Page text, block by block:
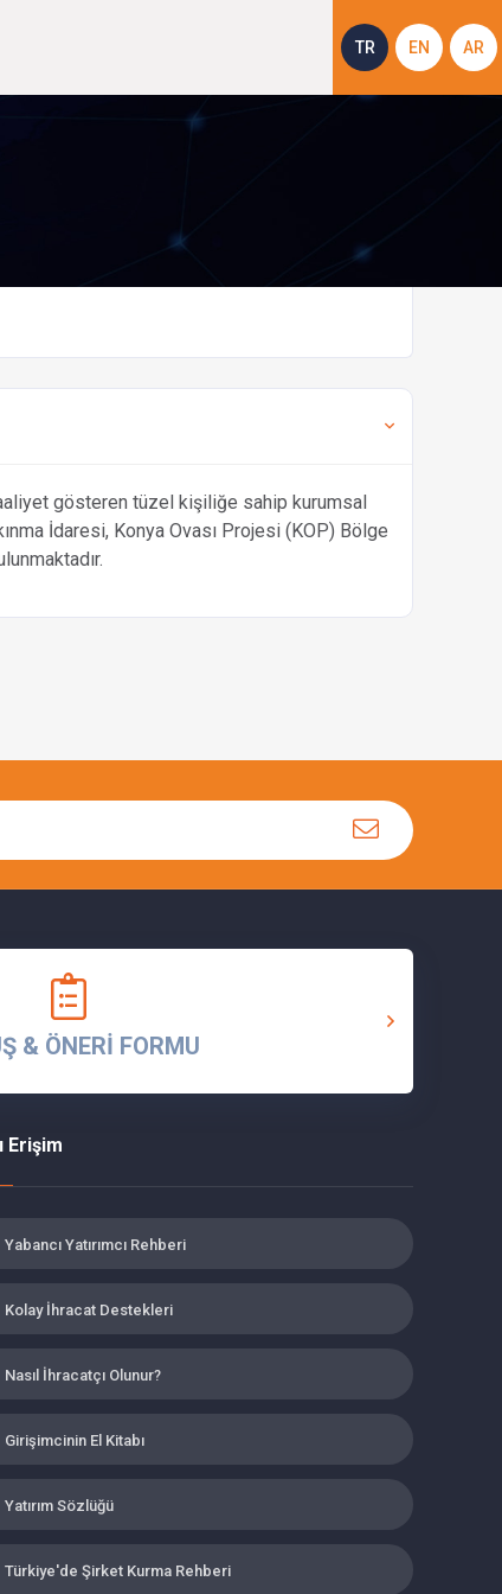
TR EN AR
gösteren tüzel kişiliğe sahip kurumsal
İdaresi, Konya Ovası Projesi (KOP) Bölge
& ÖNERİ FORMU
Erişim
Yabancı Yatırımcı Rehberi
Kolay İhracat Destekleri
Nasıl İhracatçı Olunur?
Girişimcinin El Kitabı
Yatırım Sözlüğü
Türkiye'de Şirket Kurma Rehberi